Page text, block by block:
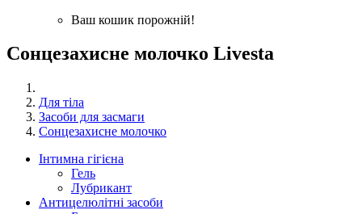
Ваш кошик порожній!
Сонцезахисне молочко Livesta
Для тіла
Засоби для засмаги
Сонцезахисне молочко
Інтимна гігієна
Гель
Лубрикант
Антицелюлітні засоби